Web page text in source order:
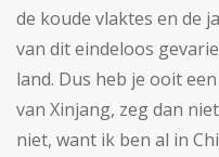
de koude vlaktes en de
van dit eindeloos
land. Dus heb je ooit
van Xinjang, zeg dan
niet, want ik ben al in